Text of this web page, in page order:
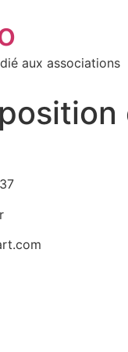
aux associations